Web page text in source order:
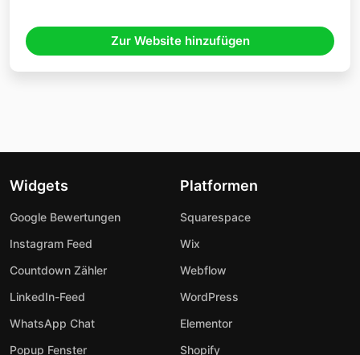
Zur Website hinzufügen
Widgets
Google Bewertungen
Instagram Feed
Countdown Zähler
LinkedIn-Feed
WhatsApp Chat
Popup Fenster
Platformen
Squarespace
Wix
Webflow
WordPress
Elementor
Shopify